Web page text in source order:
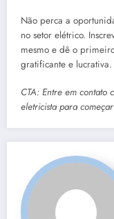
Não perca a
no setor elétrico.
mesmo e dê o
gratificante e lucrativa.
CTA: Entre em contato
eletricista para